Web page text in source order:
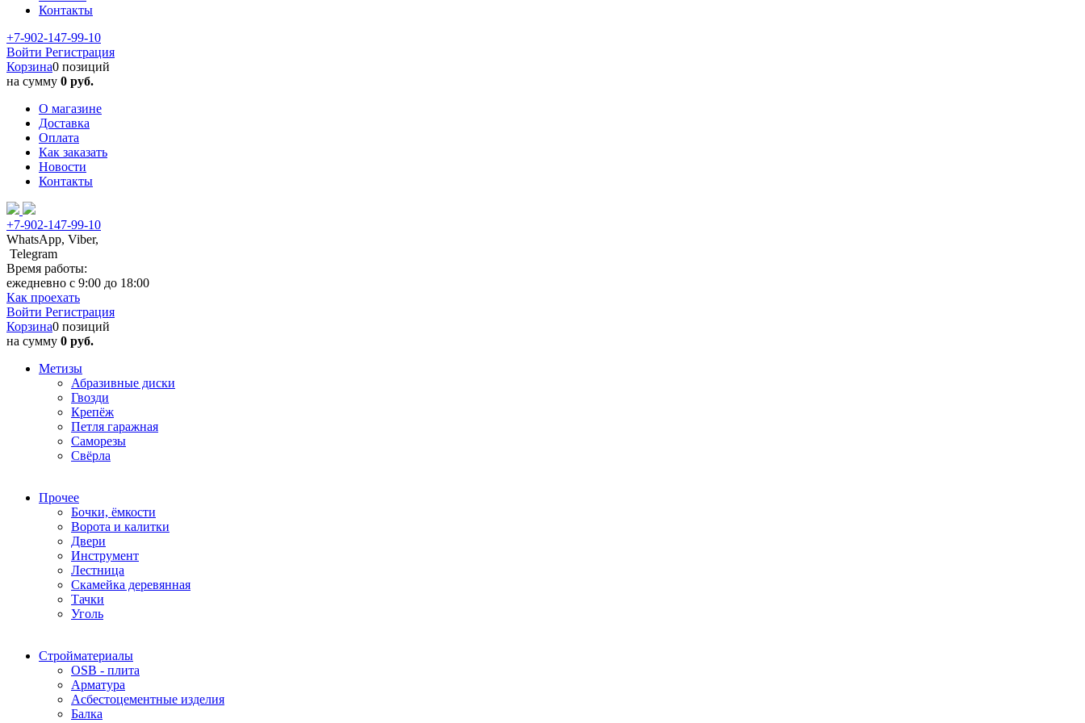
Контакты
+7-902-147-99-10
Войти Регистрация
Корзина0 позиций
на сумму 0 руб.
О магазине
Доставка
Оплата
Как заказать
Новости
Контакты
+7-902-147-99-10
WhatsApp, Viber,
Telegram
Время работы:
ежедневно с 9:00 до 18:00
Как проехать
Войти Регистрация
Корзина0 позиций
на сумму 0 руб.
Метизы
Абразивные диски
Гвозди
Крепёж
Петля гаражная
Саморезы
Свёрла
Прочее
Бочки, ёмкости
Ворота и калитки
Двери
Инструмент
Лестница
Скамейка деревянная
Тачки
Уголь
Стройматериалы
OSB - плита
Арматура
Асбестоцементные изделия
Балка